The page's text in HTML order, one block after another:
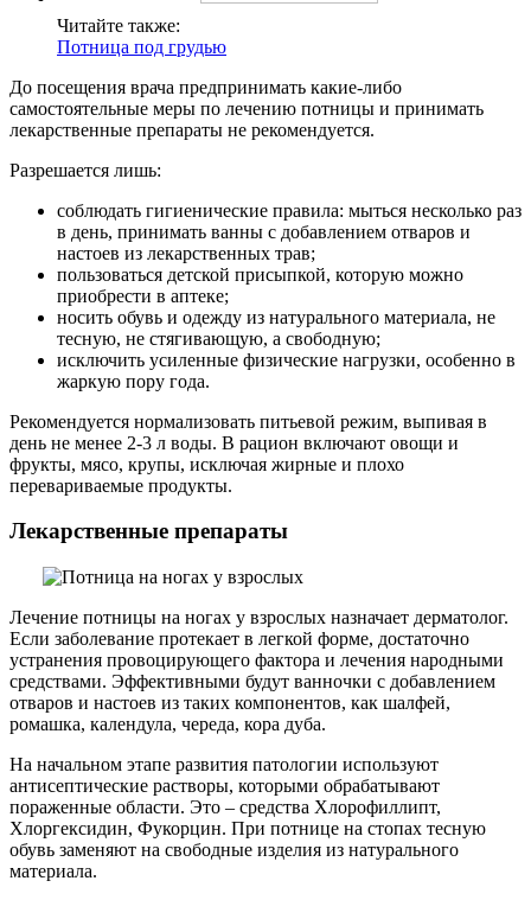
Читайте также:
Потница под грудью
До посещения врача предпринимать какие-либо
самостоятельные меры по лечению потницы и принимать
лекарственные препараты не рекомендуется.
Разрешается лишь:
соблюдать гигиенические правила: мыться несколько раз
в день, принимать ванны с добавлением отваров и
настоев из лекарственных трав;
пользоваться детской присыпкой, которую можно
приобрести в аптеке;
носить обувь и одежду из натурального материала, не
тесную, не стягивающую, а свободную;
исключить усиленные физические нагрузки, особенно в
жаркую пору года.
Рекомендуется нормализовать питьевой режим, выпивая в
день не менее 2-3 л воды. В рацион включают овощи и
фрукты, мясо, крупы, исключая жирные и плохо
перевариваемые продукты.
Лекарственные препараты
Лечение потницы на ногах у взрослых назначает дерматолог.
Если заболевание протекает в легкой форме, достаточно
устранения провоцирующего фактора и лечения народными
средствами. Эффективными будут ванночки с добавлением
отваров и настоев из таких компонентов, как шалфей,
ромашка, календула, череда, кора дуба.
На начальном этапе развития патологии используют
антисептические растворы, которыми обрабатывают
пораженные области. Это – средства Хлорофиллипт,
Хлоргексидин, Фукорцин. При потнице на стопах тесную
обувь заменяют на свободные изделия из натурального
материала.